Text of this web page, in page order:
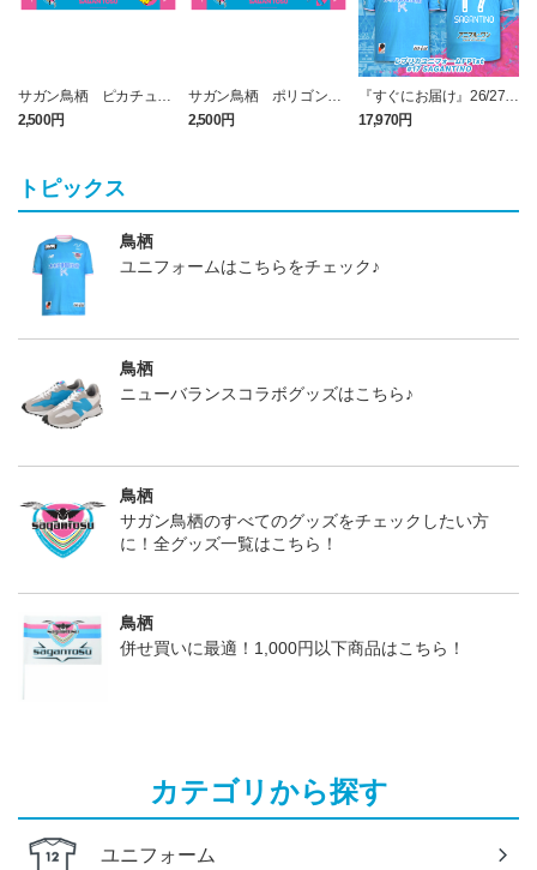
サガン鳥栖 ピカチュウ
タオルマフラー
2,500円
サガン鳥栖 ポリゴンZ
タオルマフラー
2,500円
『すぐにお届け』26/27レ
プリカユニフォームFP1st
No.17 SAGANTINO
17,970円
トピックス
鳥栖
ユニフォームはこちらをチェック♪
鳥栖
ニューバランスコラボグッズはこちら♪
鳥栖
サガン鳥栖のすべてのグッズをチェックしたい方
に！全グッズ一覧はこちら！
鳥栖
併せ買いに最適！1,000円以下商品はこちら！
カテゴリから探す
ユニフォーム